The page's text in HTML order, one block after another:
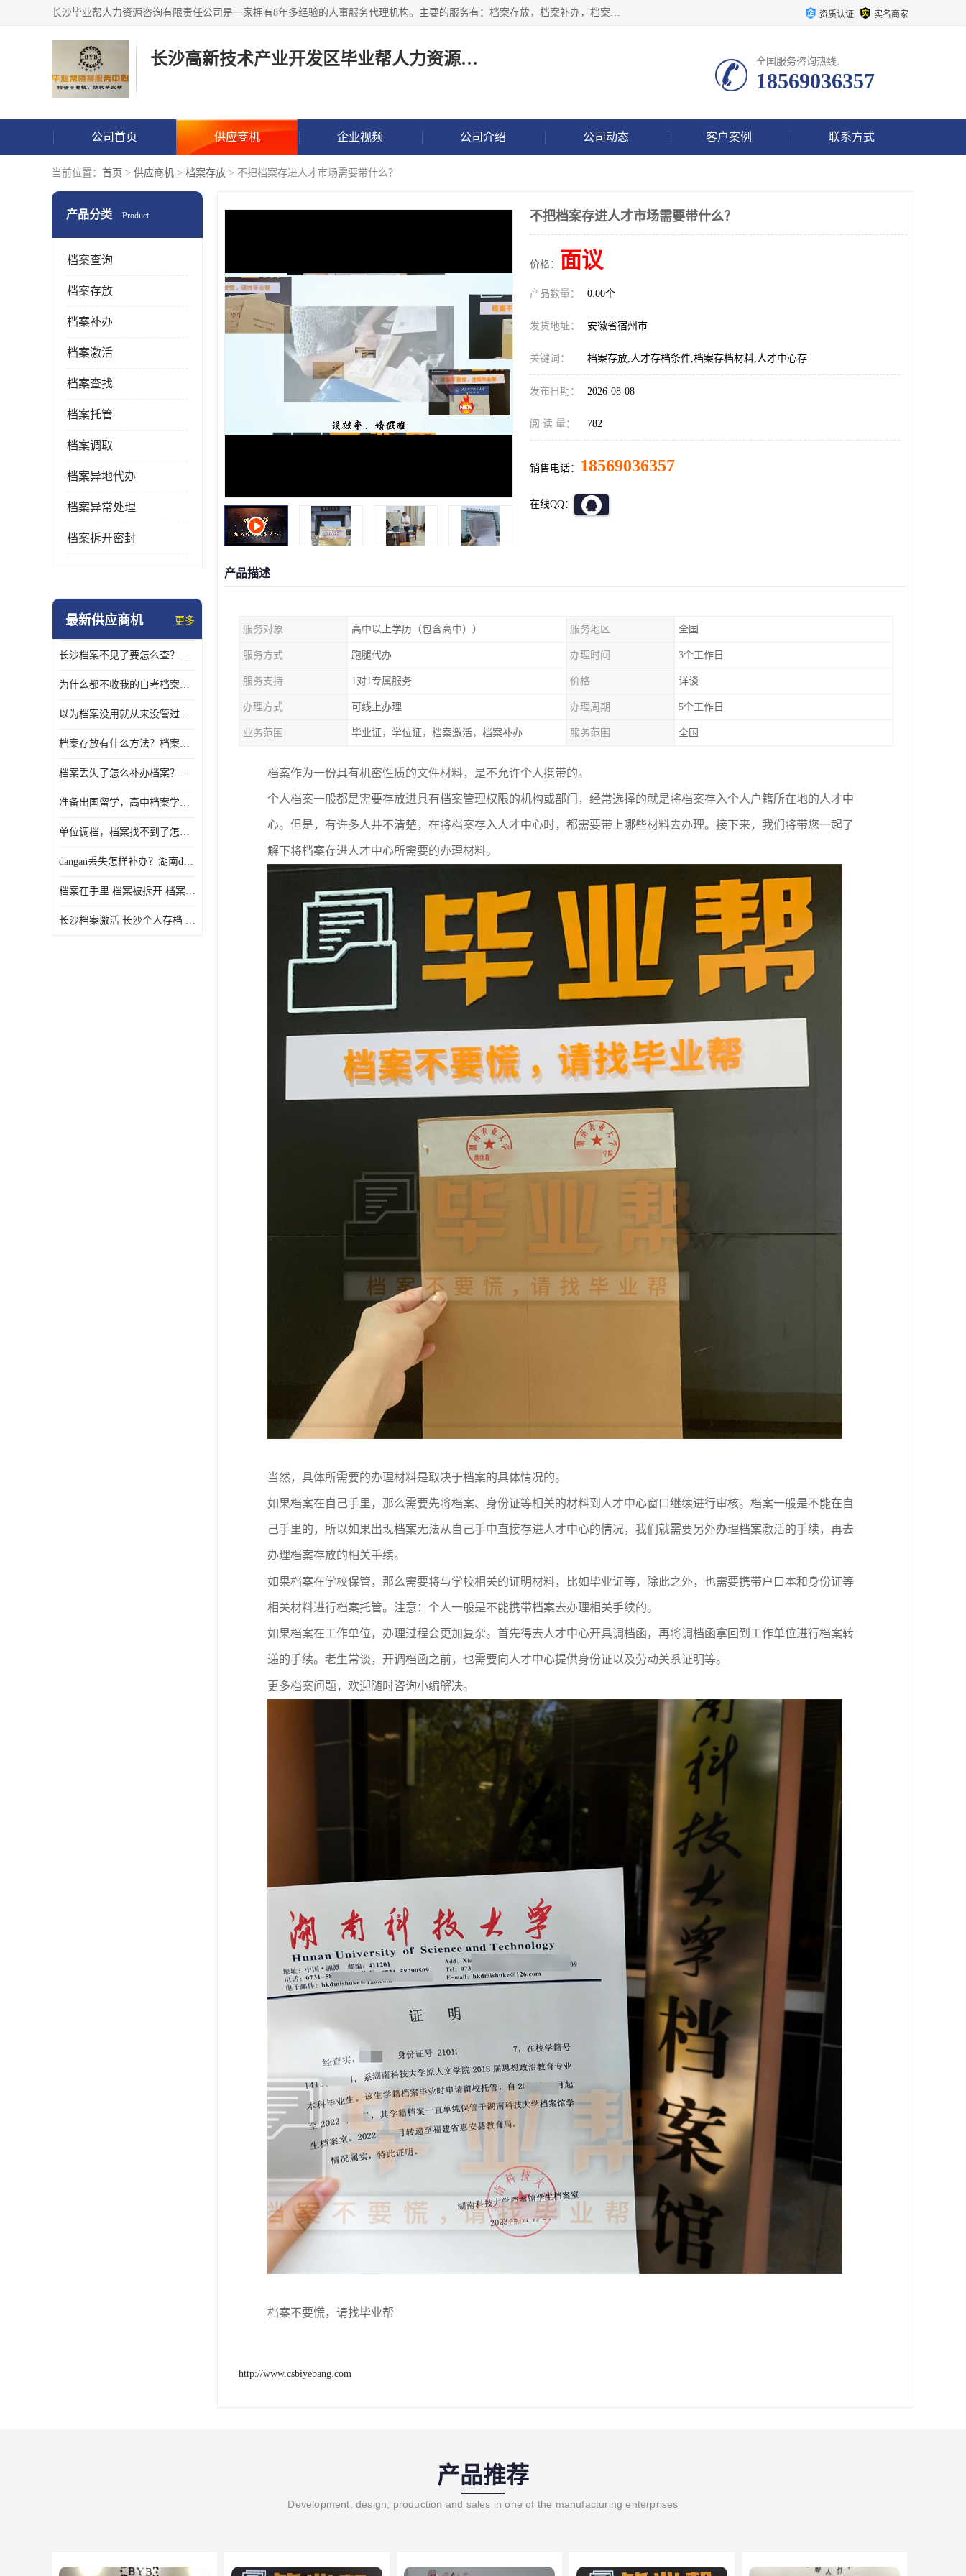
长沙毕业帮人力资源咨询有限责任公司是一家拥有8年多经验的人事服务代理机构。主要的服务有：档案存放，档案补办，档案激活，档案查询，档案查找，档案托管，档案调取，档案异地代办，档案异常处理 等；提供毕业档案处理、人事档案服务、商务代理代办、个人档案等服务，同时办事过程全程与客户沟通，确保真实、安全、可靠！ 资质认证 实名商家
长沙高新技术产业开发区毕业帮人力资源咨询有限责任公司 全国服务咨询热线:
18569036357
公司首页 供应商机 企业视频 公司介绍 公司动态 客户案例 联系方式
当前位置： 首页 > 供应商机 > 档案存放 > 不把档案存进人才市场需要带什么？
产品分类 Product
档案查询
档案存放
档案补办
档案激活
档案查找
档案托管
档案调取
档案异地代办
档案异常处理
档案拆开密封
最新供应商机 更多
长沙档案不见了要怎么查？档案查询 档案补办
为什么都不收我的自考档案？自考档案怎么存档？
以为档案没用就从来没管过，现在要用档案该怎么办？
档案存放有什么方法？档案在手里为什么不能用
档案丢失了怎么补办档案？湖南档案补办 档案补办方法
准备出国留学，高中档案学校发给我了怎么办？
单位调档，档案找不到了怎么办？
dangan丢失怎样补办？湖南dangan丢失补办流程介绍！
档案在手里 档案被拆开 档案补办 档案问题一站式服务
长沙档案激活 长沙个人存档 长沙档案存档
不把档案存进人才市场需要带什么？
价格： 面议
产品数量： 0.00个
发货地址： 安徽省宿州市
关键词： 档案存放,人才存档条件,档案存档材料,人才中心存
发布日期： 2026-08-08
阅 读 量： 782
销售电话： 18569036357
在线QQ：
产品描述
服务对象 高中以上学历（包含高中）） 服务地区 全国
服务方式 跑腿代办 办理时间 3个工作日
服务支持 1对1专属服务 价格 详谈
办理方式 可线上办理 办理周期 5个工作日
业务范围 毕业证，学位证，档案激活，档案补办 服务范围 全国
档案作为一份具有机密性质的文件材料，是不允许个人携带的。
个人档案一般都是需要存放进具有档案管理权限的机构或部门，经常选择的就是将档案存入个人户籍所在地的人才中
心。但是，有许多人并不清楚，在将档案存入人才中心时，都需要带上哪些材料去办理。接下来，我们将带您一起了
解下将档案存进人才中心所需要的办理材料。
当然，具体所需要的办理材料是取决于档案的具体情况的。
如果档案在自己手里，那么需要先将档案、身份证等相关的材料到人才中心窗口继续进行审核。档案一般是不能在自
己手里的，所以如果出现档案无法从自己手中直接存进人才中心的情况，我们就需要另外办理档案激活的手续，再去
办理档案存放的相关手续。
如果档案在学校保管，那么需要将与学校相关的证明材料，比如毕业证等，除此之外，也需要携带户口本和身份证等
相关材料进行档案托管。注意：个人一般是不能携带档案去办理相关手续的。
如果档案在工作单位，办理过程会更加复杂。首先得去人才中心开具调档函，再将调档函拿回到工作单位进行档案转
递的手续。老生常谈，开调档函之前，也需要向人才中心提供身份证以及劳动关系证明等。
更多档案问题，欢迎随时咨询小编解决。
档案不要慌，请找毕业帮
http://www.csbiyebang.com
产品推荐
Development, design, production and sales in one of the manufacturing enterprises